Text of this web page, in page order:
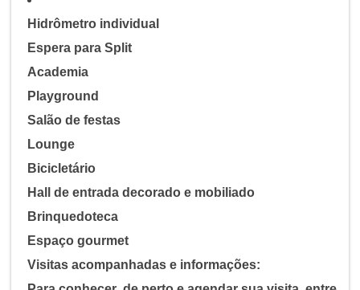
Hidrômetro individual
Espera para Split
Academia
Playground
Salão de festas
Lounge
Bicicletário
Hall de entrada decorado e mobiliado
Brinquedoteca
Espaço gourmet
Visitas acompanhadas e informações: